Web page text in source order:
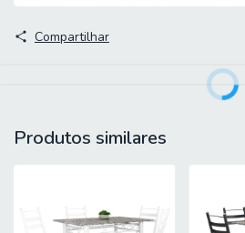
P = 90 cm
A = 98,5 cm
Compartilhar
Produtos similares